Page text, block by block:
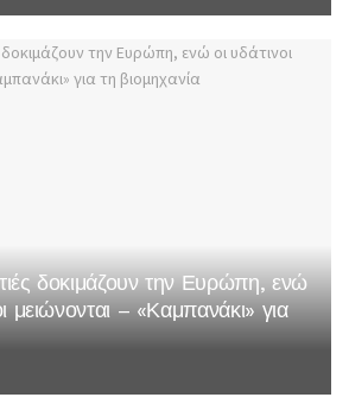
δοκιμάζουν την Ευρώπη, ενώ
μειώνονται – «Καμπανάκι» για